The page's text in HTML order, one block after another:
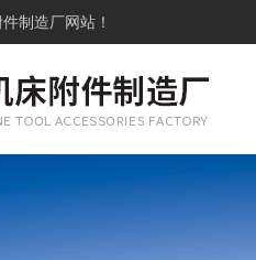
制造厂网站！